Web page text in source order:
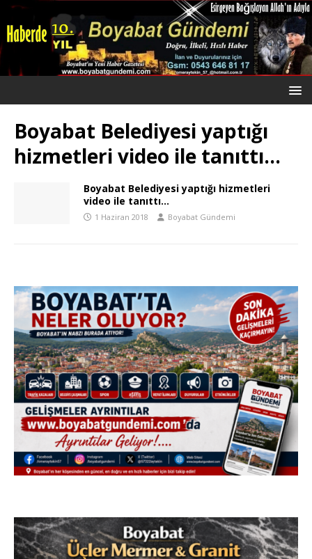
Boyabat Belediyesi yaptığı
hizmetleri video ile tanıttı…
Boyabat Belediyesi yaptığı hizmetleri
video ile tanıttı…
1 Haziran 2018 Boyabat Gündemi